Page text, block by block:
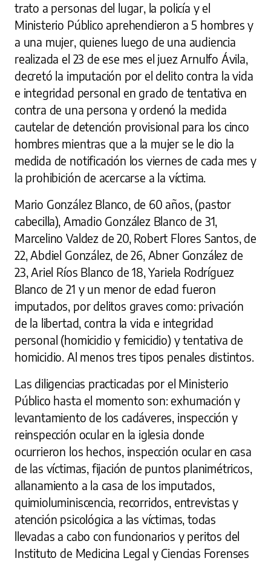
trato a personas del lugar, la policía y el
Ministerio Público aprehendieron a 5 hombres y
a una mujer, quienes luego de una audiencia
realizada el 23 de ese mes el juez Arnulfo Ávila,
decretó la imputación por el delito contra la vida
e integridad personal en grado de tentativa en
contra de una persona y ordenó la medida
cautelar de detención provisional para los cinco
hombres mientras que a la mujer se le dio la
medida de notificación los viernes de cada mes y
la prohibición de acercarse a la víctima.
Mario González Blanco, de 60 años, (pastor
cabecilla), Amadio González Blanco de 31,
Marcelino Valdez de 20, Robert Flores Santos, de
22, Abdiel González, de 26, Abner González de
23, Ariel Ríos Blanco de 18, Yariela Rodríguez
Blanco de 21 y un menor de edad fueron
imputados, por delitos graves como: privación
de la libertad, contra la vida e integridad
personal (homicidio y femicidio) y tentativa de
homicidio. Al menos tres tipos penales distintos.
Las diligencias practicadas por el Ministerio
Público hasta el momento son: exhumación y
levantamiento de los cadáveres, inspección y
reinspección ocular en la iglesia donde
ocurrieron los hechos, inspección ocular en casa
de las víctimas, fijación de puntos planimétricos,
allanamiento a la casa de los imputados,
quimioluminiscencia, recorridos, entrevistas y
atención psicológica a las víctimas, todas
llevadas a cabo con funcionarios y peritos del
Instituto de Medicina Legal y Ciencias Forenses